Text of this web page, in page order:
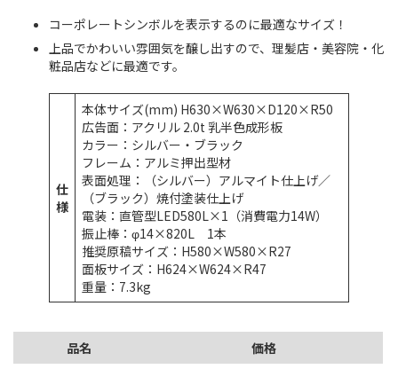
コーポレートシンボルを表示するのに最適なサイズ！
上品でかわいい雰囲気を醸し出すので、理髪店・美容院・化
粧品店などに最適です。
仕
様
本体サイズ(mm) H630×W630×D120×R50
広告面：アクリル 2.0t 乳半色成形板
カラー：シルバー・ブラック
フレーム：アルミ押出型材
表面処理：（シルバー）アルマイト仕上げ／
（ブラック）焼付塗装仕上げ
電装：直管型LED580L×1（消費電力14W）
振止棒：φ14×820L 1本
推奨原稿サイズ：H580×W580×R27
面板サイズ：H624×W624×R47
重量：7.3kg
品名
価格